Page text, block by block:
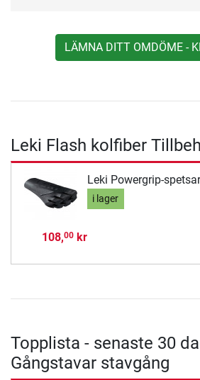
LÄMNA DITT OMDÖME -
Leki Flash kolfiber
Leki Powergrip-spetsar
i lager
108,00kr
Topplista - senaste 30
Gångstavar stavgång